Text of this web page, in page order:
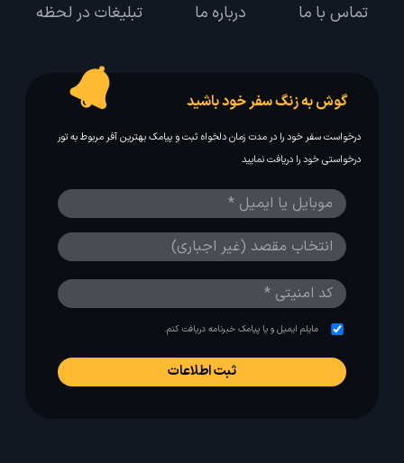
تماس با ما درباره ما تبلیغات در لحظه
گوش به زنگ سفر خود باشید
درخواست سفر خود را در مدت زمان دلخواه ثبت و پیامک بهترین آفر مربوط به تور
درخواستی خود را دریافت نمایید
مایلم ایمیل و یا پیامک خبرنامه دریافت کنم.